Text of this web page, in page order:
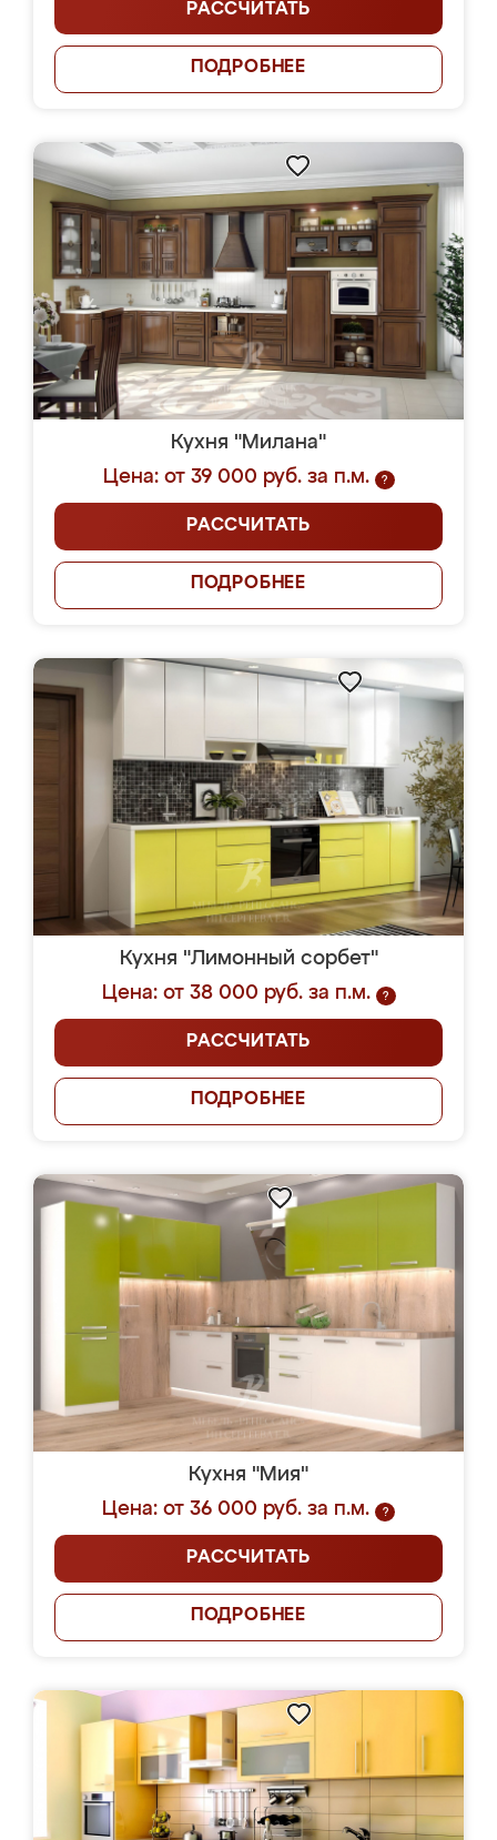
РАССЧИТАТЬ
ПОДРОБНЕЕ
Кухня "Милана"
Цена: от 39 000 руб. за п.м.
?
РАССЧИТАТЬ
ПОДРОБНЕЕ
Кухня "Лимонный сорбет"
Цена: от 38 000 руб. за п.м.
?
РАССЧИТАТЬ
ПОДРОБНЕЕ
Кухня "Мия"
Цена: от 36 000 руб. за п.м.
?
РАССЧИТАТЬ
ПОДРОБНЕЕ